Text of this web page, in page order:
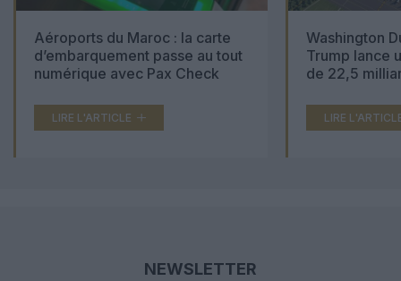
Aéroports du Maroc : la carte
d’embarquement passe au tout
numérique avec Pax Check
LIRE L'ARTICLE
Washington
Trump lance
de 22,5
LIRE
NEWSLETTER